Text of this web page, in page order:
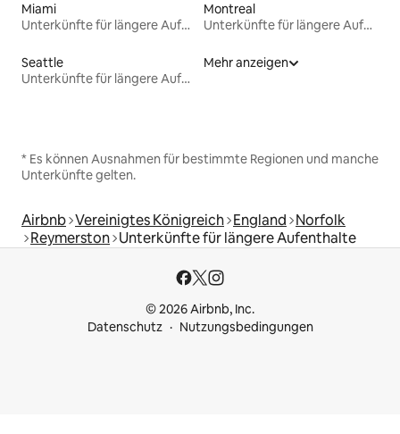
Miami
Unterkünfte für längere Aufenthalte
Montreal
Unterkünfte für längere Aufenthalte
Seattle
Unterkünfte für längere Aufenthalte
Mehr anzeigen
* Es können Ausnahmen für bestimmte Regionen und manche
Unterkünfte gelten.
Airbnb Vereinigtes Königreich England Norfolk
Reymerston Unterkünfte für längere Aufenthalte
© 2026 Airbnb, Inc.
Datenschutz
Nutzungsbedingungen